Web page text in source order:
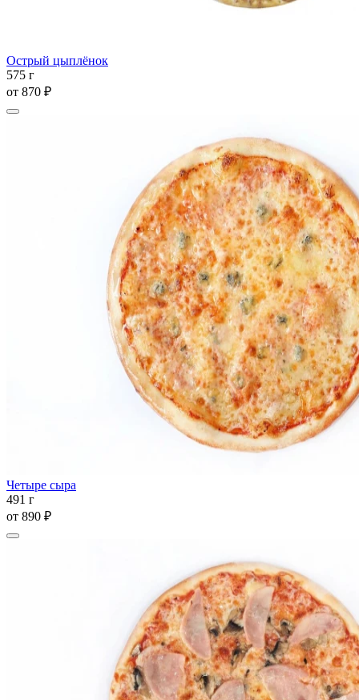
Острый цыплёнок
575 г
от 870 ₽
Четыре сыра
491 г
от 890 ₽